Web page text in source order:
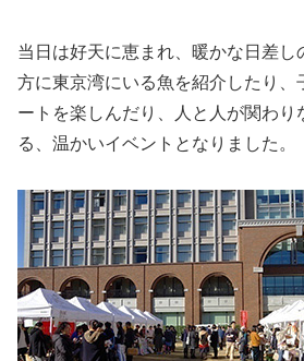
当日は好天に恵まれ、暖かな日差し
方に東京湾にいる魚を紹介したり、
ートを楽しんだり、人と人が関わり
る、温かいイベントとなりました。